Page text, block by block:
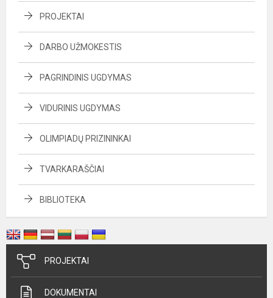
PROJEKTAI
DARBO UŽMOKESTIS
PAGRINDINIS UGDYMAS
VIDURINIS UGDYMAS
OLIMPIADŲ PRIZININKAI
TVARKARAŠČIAI
BIBLIOTEKA
PROJEKTAI
DOKUMENTAI